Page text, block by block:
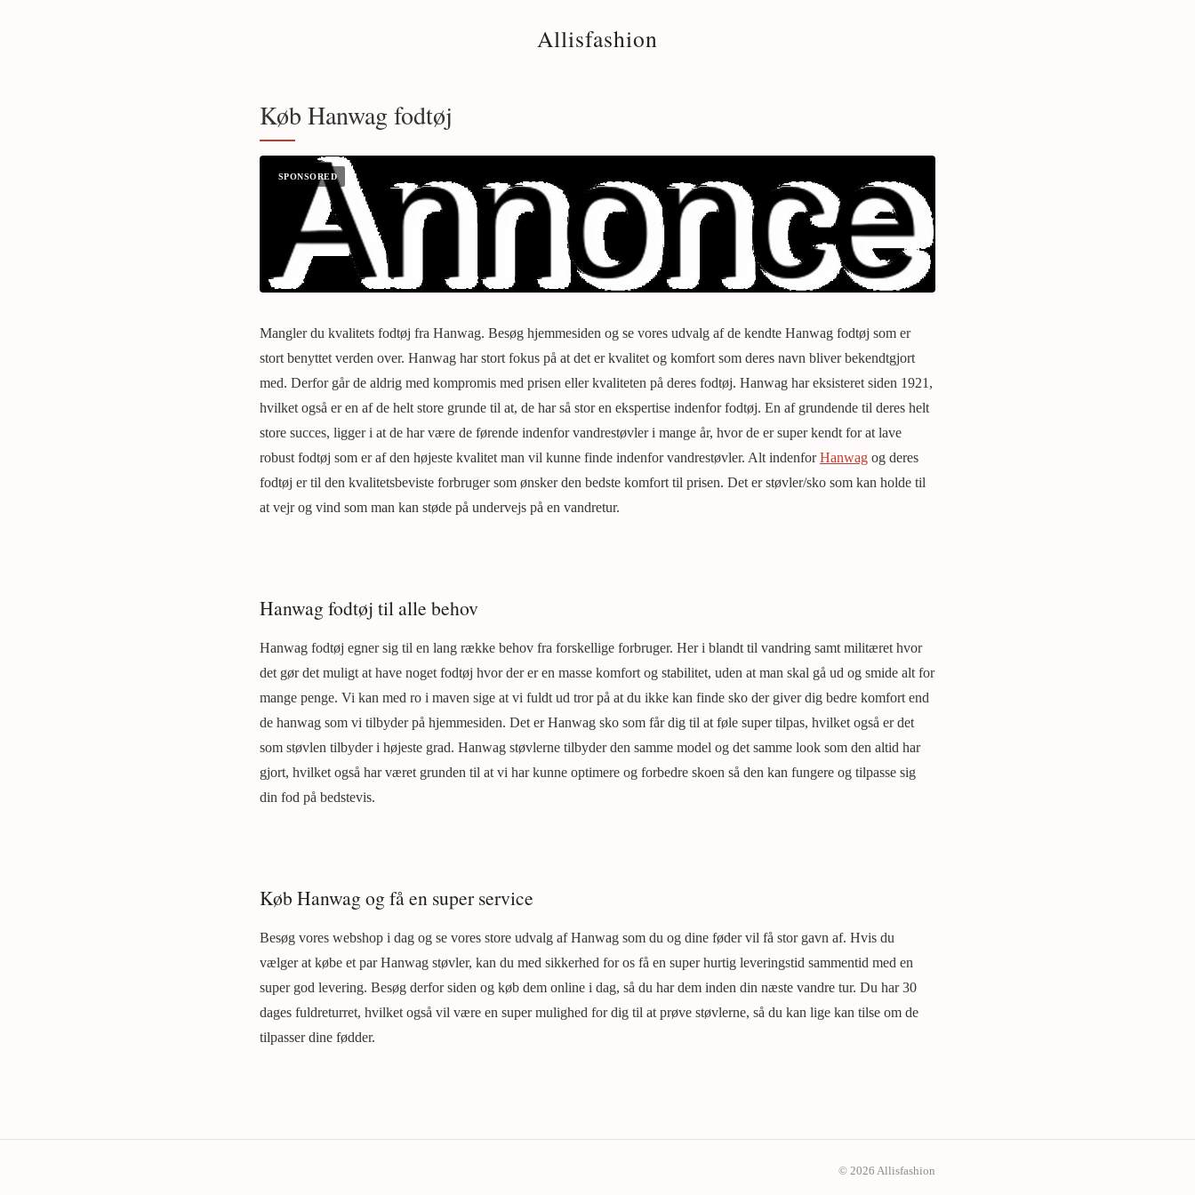
Allisfashion
Køb Hanwag fodtøj
Mangler du kvalitets fodtøj fra Hanwag. Besøg hjemmesiden og se vores udvalg af de kendte Hanwag fodtøj som er
stort benyttet verden over. Hanwag har stort fokus på at det er kvalitet og komfort som deres navn bliver bekendtgjort
med. Derfor går de aldrig med kompromis med prisen eller kvaliteten på deres fodtøj. Hanwag har eksisteret siden 1921,
hvilket også er en af de helt store grunde til at, de har så stor en ekspertise indenfor fodtøj. En af grundende til deres helt
store succes, ligger i at de har være de førende indenfor vandrestøvler i mange år, hvor de er super kendt for at lave
robust fodtøj som er af den højeste kvalitet man vil kunne finde indenfor vandrestøvler. Alt indenforHanwag og deres
fodtøj er til den kvalitetsbeviste forbruger som ønsker den bedste komfort til prisen. Det er støvler/sko som kan holde til
at vejr og vind som man kan støde på undervejs på en vandretur.
Hanwag fodtøj til alle behov
Hanwag fodtøj egner sig til en lang række behov fra forskellige forbruger. Her i blandt til vandring samt militæret hvor
det gør det muligt at have noget fodtøj hvor der er en masse komfort og stabilitet, uden at man skal gå ud og smide alt for
mange penge. Vi kan med ro i maven sige at vi fuldt ud tror på at du ikke kan finde sko der giver dig bedre komfort end
de hanwag som vi tilbyder på hjemmesiden. Det er Hanwag sko som får dig til at føle super tilpas, hvilket også er det
som støvlen tilbyder i højeste grad. Hanwag støvlerne tilbyder den samme model og det samme look som den altid har
gjort, hvilket også har været grunden til at vi har kunne optimere og forbedre skoen så den kan fungere og tilpasse sig
din fod på bedstevis.
Køb Hanwag og få en super service
Besøg vores webshop i dag og se vores store udvalg af Hanwag som du og dine føder vil få stor gavn af. Hvis du
vælger at købe et par Hanwag støvler, kan du med sikkerhed for os få en super hurtig leveringstid sammentid med en
super god levering. Besøg derfor siden og køb dem online i dag, så du har dem inden din næste vandre tur. Du har 30
dages fuldreturret, hvilket også vil være en super mulighed for dig til at prøve støvlerne, så du kan lige kan tilse om de
tilpasser dine fødder.
© 2026 Allisfashion